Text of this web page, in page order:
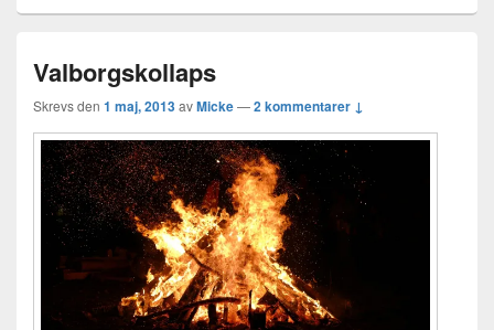
Valborgskollaps
Skrevs den 1 maj, 2013avMicke—2 kommentarer ↓